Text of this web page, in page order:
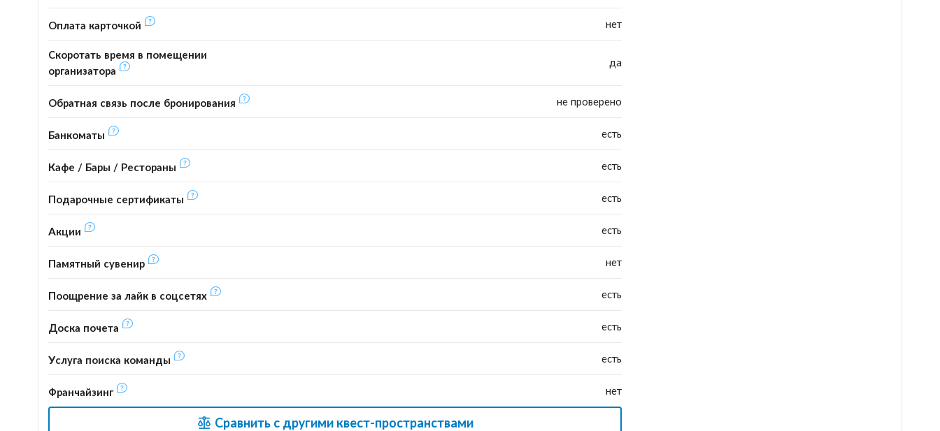
Оплата карточкой нет
Скоротать время в помещении
организатора
да
Обратная связь после бронирования не проверено
Банкоматы есть
Кафе / Бары / Рестораны есть
Подарочные сертификаты есть
Акции есть
Памятный сувенир нет
Поощрение за лайк в соцсетях есть
Доска почета есть
Услуга поиска команды есть
Франчайзинг нет
Сравнить с другими квест-пространствами